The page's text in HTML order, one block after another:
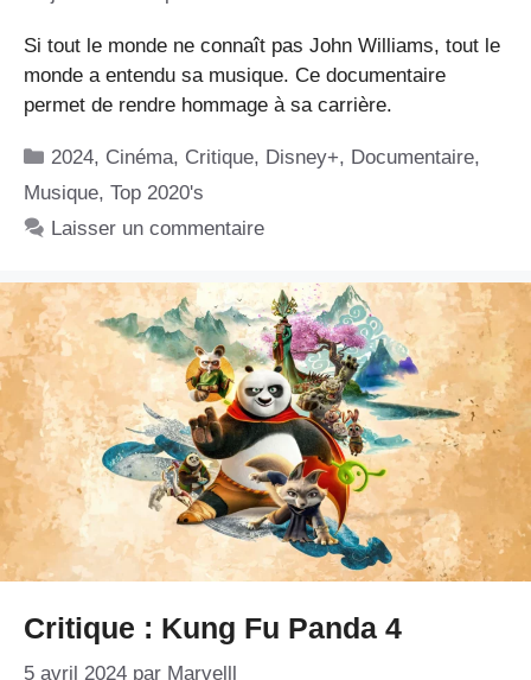
Si tout le monde ne connaît pas John Williams, tout le
monde a entendu sa musique. Ce documentaire
permet de rendre hommage à sa carrière.
Catégories
2024, Cinéma, Critique, Disney+, Documentaire,
Musique, Top 2020's
Laisser un commentaire
Critique : Kung Fu Panda 4
5 avril 2024 par Marvelll